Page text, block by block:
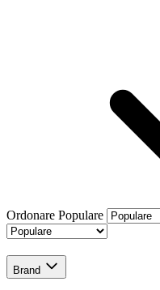
Ordonare Populare
Brand